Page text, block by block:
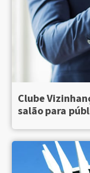
Clube
salão para